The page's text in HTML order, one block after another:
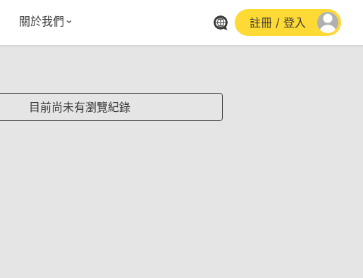
關於我們
instagram
註冊 / 登入
目前尚未有瀏覽紀錄